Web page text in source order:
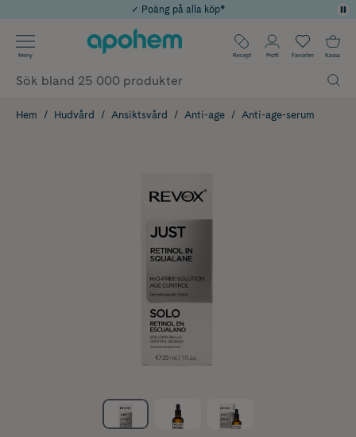
Årets Butik 2025 inom Skönhet
Använd kod: SOMMAR20 för 20% över 649kr
✓ Rådgivning från farmaceuter & hudterapeuter
✓ Poäng på alla köp*
Meny Recept Profil Favoriter Kassa
Hem Hudvård Ansiktsvård Anti-age Anti-age-serum